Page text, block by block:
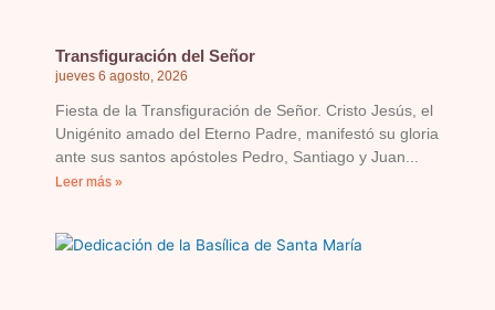
Transfiguración del Señor
jueves 6 agosto, 2026
Fiesta de la Transfiguración de Señor. Cristo Jesús, el
Unigénito amado del Eterno Padre, manifestó su gloria
ante sus santos apóstoles Pedro, Santiago y Juan
Leer más »